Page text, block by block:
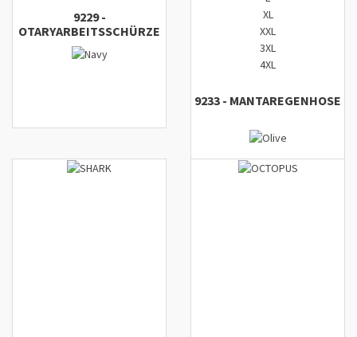
9229-
OTARYARBEITSSCHÜRZE
XL
XXL
3XL
4XL
9233 - MANTAREGENHOSE